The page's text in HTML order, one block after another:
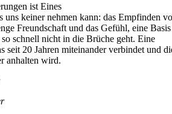
ist Eines
uns keiner nehmen kann: das Empfinden
Freundschaft und das Gefühl, eine Basis
schnell nicht in die Brüche geht. Eine
seit 20 Jahren miteinander verbindet und
anhalten wird.